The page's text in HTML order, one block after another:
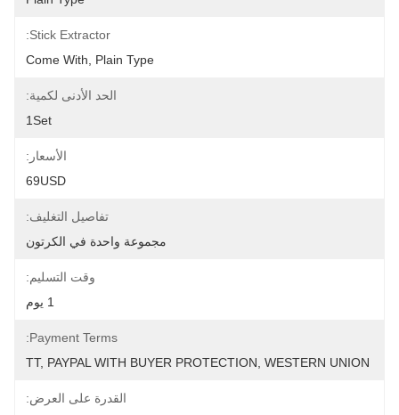
Stick Extractor:
Come With, Plain Type
الحد الأدنى لكمية:
1Set
الأسعار:
69USD
تفاصيل التغليف:
مجموعة واحدة في الكرتون
وقت التسليم:
1 يوم
Payment Terms:
TT, PAYPAL WITH BUYER PROTECTION, WESTERN UNION
القدرة على العرض: